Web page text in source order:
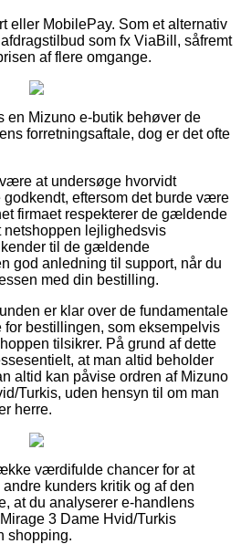
eller MobilePay. Som et alternativ
som fx ViaBill, såfremt
af flere omgange.
en Mizuno e-butik behøver de
forretningsaftale, dog er det ofte
at undersøge hvorvidt
eftersom det burde være
firmaet respekterer de gældende
netshoppen lejlighedsvis
til de gældende
god anledning til support, når du
med din bestilling.
er klar over de fundamentale
bestillingen, som eksempelvis
tilsikrer. På grund af dette
at man altid beholder
altid kan påvise ordren af Mizuno
Turkis, uden hensyn til om man
herre.
værdifulde chancer for at
kunders kritik og af den
at du analyserer e-handlens
3 Dame Hvid/Turkis
shopping.